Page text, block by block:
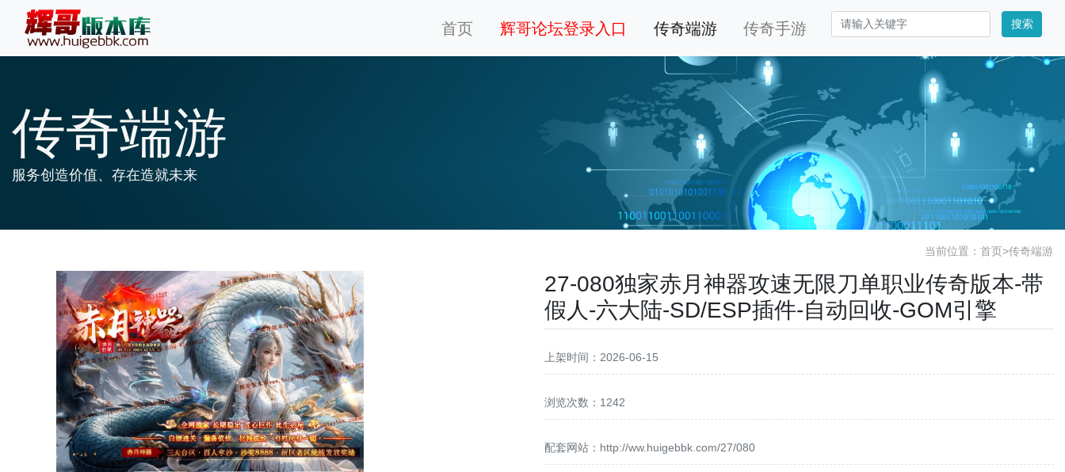
首页 辉哥论坛登录入口 传奇端游 传奇手游 搜索
传奇端游
服务创造价值、存在造就未来
当前位置： 首页>传奇端游
27-080独家赤月神器攻速无限刀单职业传奇版本-带
假人-六大陆-SD/ESP插件-自动回收-GOM引擎
上架时间：2026-06-15
浏览次数：1242
配套网站： http://ww.huigebbk.com/27/080